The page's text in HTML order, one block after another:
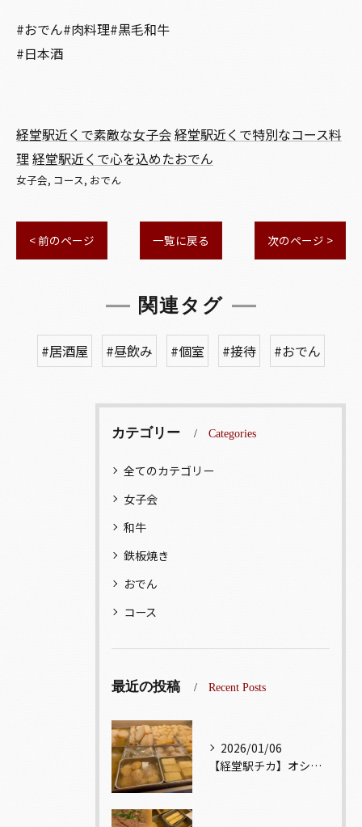
#おでん#肉料理#黒毛和牛
#日本酒
経堂駅近くで素敵な女子会経堂駅近くで特別なコース料
理 経堂駅近くで心を込めたおでん
女子会 コース おでん
< 前のページ 一覧に戻る 次のページ >
関連タグ
#居酒屋 #昼飲み #個室 #接待 #おでん
カテゴリー Categories
全てのカテゴリー
女子会
和牛
鉄板焼き
おでん
コース
最近の投稿 Recent Posts
2026/01/06
【経堂駅チカ】オシャレ居酒屋🏮出汁が美味しいおでんがオススメ...